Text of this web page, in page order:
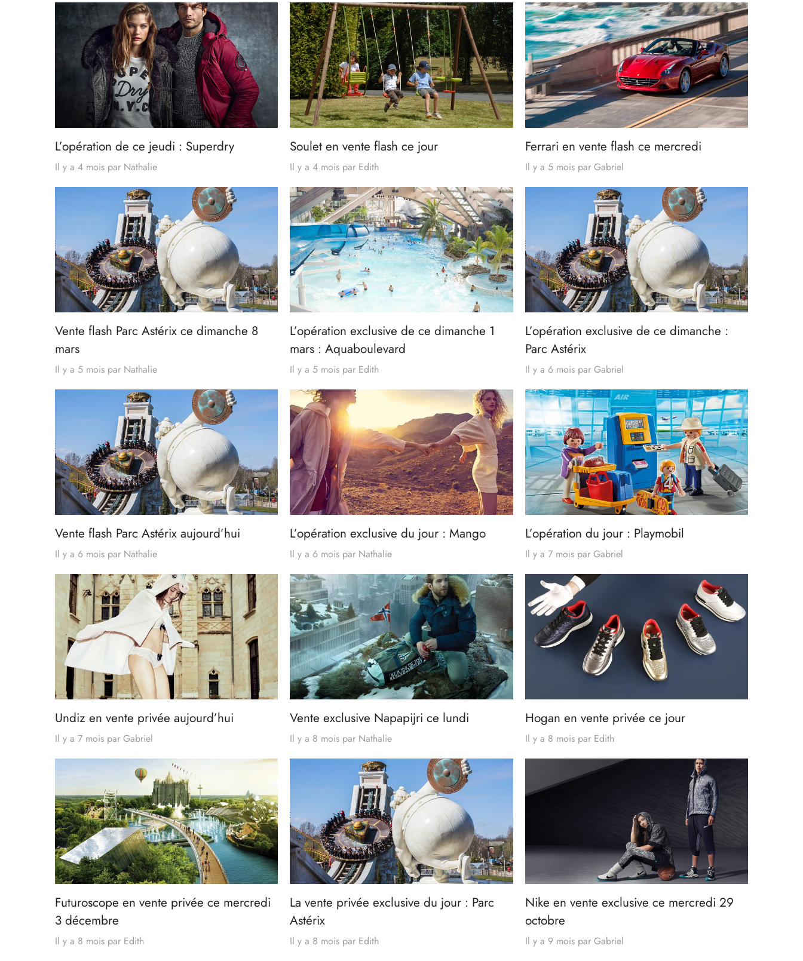
L’opération de ce jeudi : Superdry
Il y a 4 mois par Nathalie
Soulet en vente flash ce jour
Il y a 4 mois par Edith
Ferrari en vente flash ce mercredi
Il y a 5 mois par Gabriel
Vente flash Parc Astérix ce dimanche 8
mars
Il y a 5 mois par Nathalie
L’opération exclusive de ce dimanche 1
mars : Aquaboulevard
Il y a 5 mois par Edith
L’opération exclusive de ce dimanche :
Parc Astérix
Il y a 6 mois par Gabriel
Vente flash Parc Astérix aujourd’hui
Il y a 6 mois par Nathalie
L’opération exclusive du jour : Mango
Il y a 6 mois par Nathalie
L’opération du jour : Playmobil
Il y a 7 mois par Gabriel
Undiz en vente privée aujourd’hui
Il y a 7 mois par Gabriel
Vente exclusive Napapijri ce lundi
Il y a 8 mois par Nathalie
Hogan en vente privée ce jour
Il y a 8 mois par Edith
Futuroscope en vente privée ce mercredi
3 décembre
Il y a 8 mois par Edith
La vente privée exclusive du jour : Parc
Astérix
Il y a 8 mois par Edith
Nike en vente exclusive ce mercredi 29
octobre
Il y a 9 mois par Gabriel